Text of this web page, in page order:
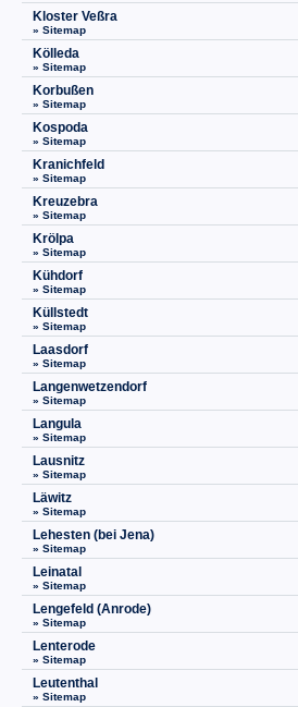
Kloster Veßra
» Sitemap
Kölleda
» Sitemap
Korbußen
» Sitemap
Kospoda
» Sitemap
Kranichfeld
» Sitemap
Kreuzebra
» Sitemap
Krölpa
» Sitemap
Kühdorf
» Sitemap
Küllstedt
» Sitemap
Laasdorf
» Sitemap
Langenwetzendorf
» Sitemap
Langula
» Sitemap
Lausnitz
» Sitemap
Läwitz
» Sitemap
Lehesten (bei Jena)
» Sitemap
Leinatal
» Sitemap
Lengefeld (Anrode)
» Sitemap
Lenterode
» Sitemap
Leutenthal
» Sitemap